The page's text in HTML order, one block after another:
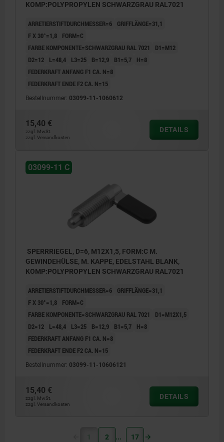
KOMP:POLYPROPYLEN SCHWARZGRAU RAL7021
ARRETIERSTIFTDURCHMESSER=6
GRIFFLÄNGE=31,1
F X 30°=1,8
FORM=C
FARBE KOMPONENTE=SCHWARZGRAU RAL 7021
D1=M12
D2=12
L=48,4 L3=25 B=12,9 B1=5,7
H=8
FEDERKRAFT ANFANG F1 CA. N=8
FEDERKRAFT ENDE F2 CA. N=15
Bestellnummer: 03099-11-1060612
15,40 €
zzgl. MwSt.
zzgl. Versandkosten
DETAILS
03099-11 C
SPERRRIEGEL, D=6, M12X1,5, FORM:C M.
GEWINDEHÜLSE, M. KAPPE, EDELSTAHL BLANK,
KOMP:POLYPROPYLEN SCHWARZGRAU RAL7021
ARRETIERSTIFTDURCHMESSER=6
GRIFFLÄNGE=31,1
F X 30°=1,8
FORM=C
FARBE KOMPONENTE=SCHWARZGRAU RAL 7021
D1=M12X1,5
D2=12
L=48,4 L3=25 B=12,9 B1=5,7
H=8
FEDERKRAFT ANFANG F1 CA. N=8
FEDERKRAFT ENDE F2 CA. N=15
Bestellnummer: 03099-11-10606121
15,40 €
zzgl. MwSt.
zzgl. Versandkosten
DETAILS
1 2 17